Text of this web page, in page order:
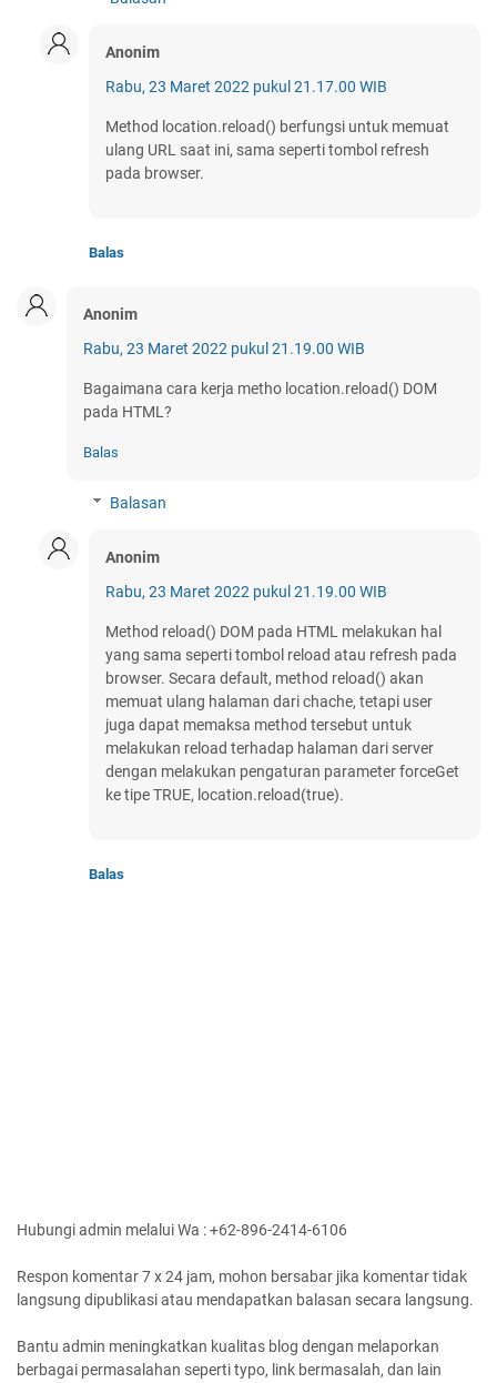
Anonim
Rabu, 23 Maret 2022 pukul 21.17.00 WIB
Method location.reload() berfungsi untuk memuat
ulang URL saat ini, sama seperti tombol refresh
pada browser.
Balas
Anonim
Rabu, 23 Maret 2022 pukul 21.19.00 WIB
Bagaimana cara kerja metho location.reload() DOM
pada HTML?
Balas
Balasan
Anonim
Rabu, 23 Maret 2022 pukul 21.19.00 WIB
Method reload() DOM pada HTML melakukan hal
yang sama seperti tombol reload atau refresh pada
browser. Secara default, method reload() akan
memuat ulang halaman dari chache, tetapi user
juga dapat memaksa method tersebut untuk
melakukan reload terhadap halaman dari server
dengan melakukan pengaturan parameter forceGet
ke tipe TRUE, location.reload(true).
Balas
Hubungi admin melalui Wa : +62-896-2414-6106
Respon komentar 7 x 24 jam, mohon bersabar jika komentar tidak
langsung dipublikasi atau mendapatkan balasan secara langsung.
Bantu admin meningkatkan kualitas blog dengan melaporkan
berbagai permasalahan seperti typo, link bermasalah, dan lain